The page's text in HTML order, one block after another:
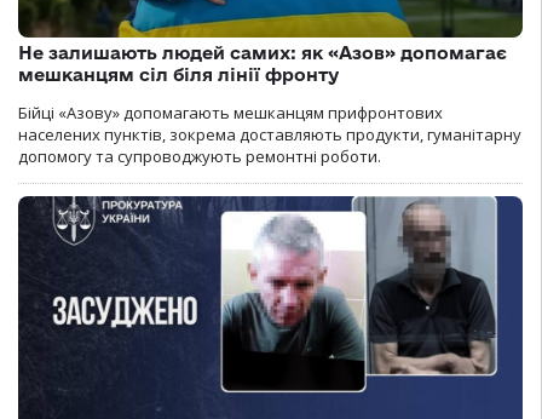
Не залишають людей самих: як «Азов» допомагає
мешканцям сіл біля лінії фронту
Бійці «Азову» допомагають мешканцям прифронтових
населених пунктів, зокрема доставляють продукти, гуманітарну
допомогу та супроводжують ремонтні роботи.